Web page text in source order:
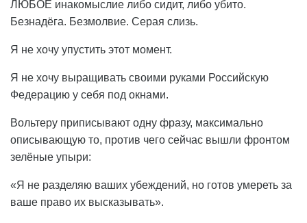
ЛЮБОЕ инакомыслие либо сидит, либо убито.
Безнадёга. Безмолвие. Серая слизь.
Я не хочу упустить этот момент.
Я не хочу выращивать своими руками Российскую
Федерацию у себя под окнами.
Вольтеру приписывают одну фразу, максимально
описывающую то, против чего сейчас вышли фронтом
зелёные упыри:
«Я не разделяю ваших убеждений, но готов умереть за
ваше право их высказывать».